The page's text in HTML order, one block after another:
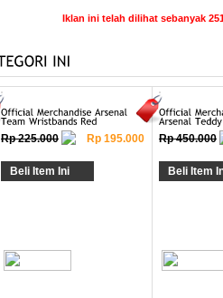
Iklan ini telah dilihat sebanyak
Rp 225.000 Rp 195.000
Beli Item Ini
Rp 450.000
Beli Item